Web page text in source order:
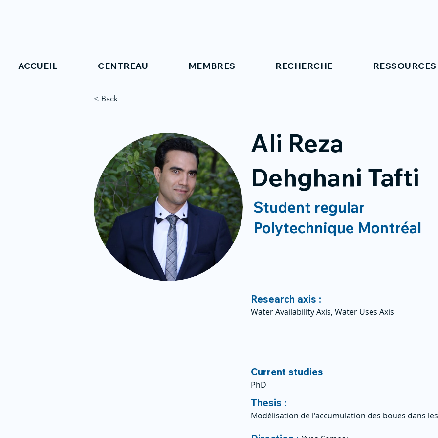
ACCUEIL CENTREAU MEMBRES RECHERCHE RESSOURCES
< Back
Ali Reza
Dehghani Tafti
Student regular
Polytechnique Montréal
Research axis :
Water Availability Axis, Water Uses Axis
Current studies
PhD
Thesis :
Modélisation de l'accumulation des boues dans